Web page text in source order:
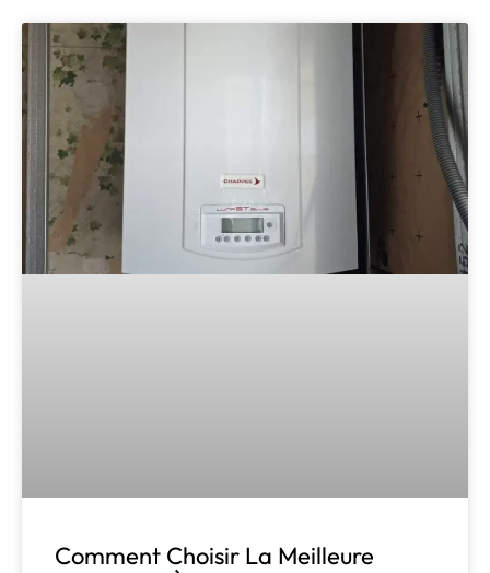
Comment Choisir La Meilleure